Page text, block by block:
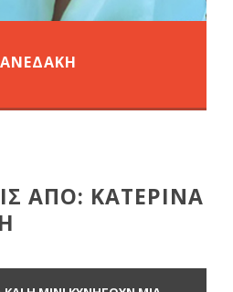
ΑΠΟ: ΚΑΤΕΡΙΝΑ